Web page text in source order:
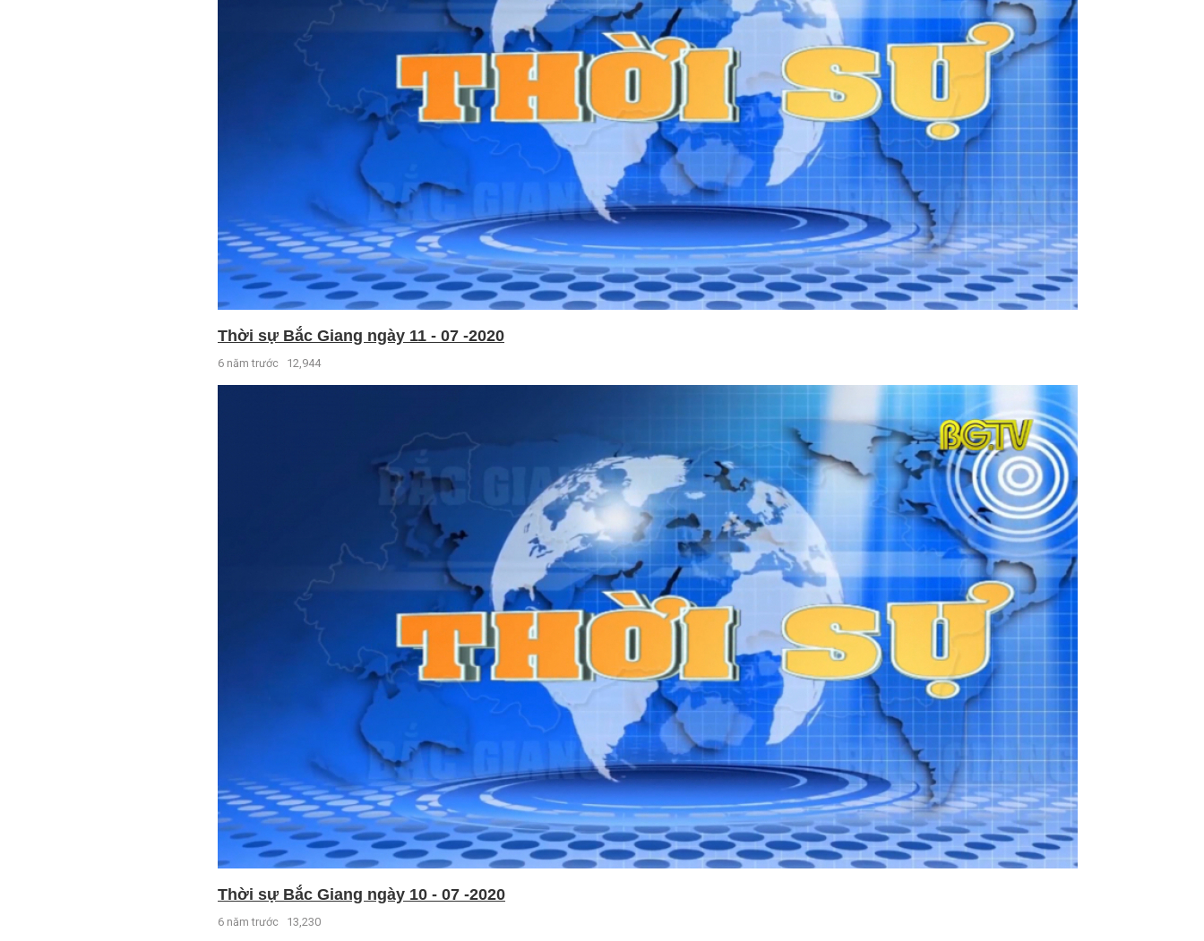
Thời sự Bắc Giang ngày 11 - 07 -2020
6 năm trước 12,944
Thời sự Bắc Giang ngày 10 - 07 -2020
6 năm trước 13,230